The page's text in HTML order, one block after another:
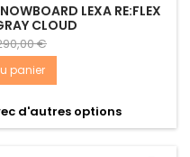
LEXA RE:FLEX
CLOUD
€
panier
d'autres options